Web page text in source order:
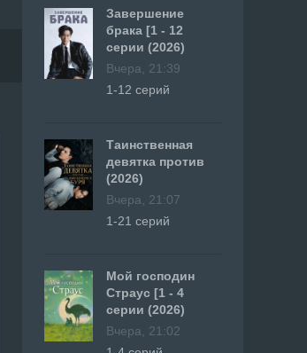
Завершение
брака [1 - 12
серии (2026)
Вчера, 21:39
1-12 серий
Таинственная
девятка против
(2026)
Вчера, 21:07
1-21 серий
Мой господин
Страус [1 - 4
серии (2026)
Вчера, 21:02